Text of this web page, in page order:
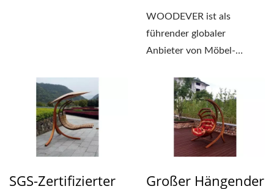
WOODEVER ist als
führender globaler
Anbieter von Möbel-
spezialisiert,...
SGS-Zertifizierter
Großer Hängender